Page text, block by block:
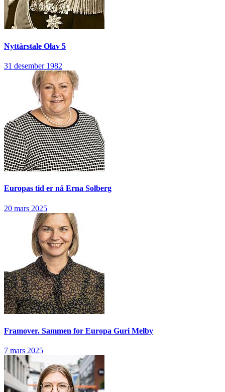
Nyttårstale Olav 5
31 desember 1982
Europas tid er nå Erna Solberg
20 mars 2025
Framover. Sammen for Europa Guri Melby
7 mars 2025